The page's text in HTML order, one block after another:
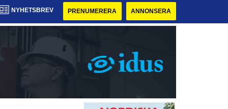
NYHETSBREV PRENUMERERA ANNONSERA